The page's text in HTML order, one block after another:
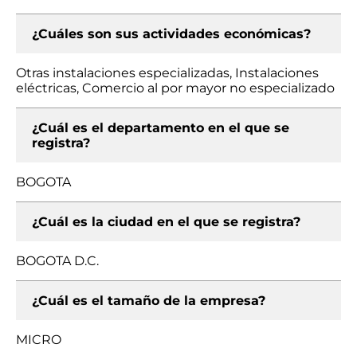
¿Cuáles son sus actividades económicas?
Otras instalaciones especializadas, Instalaciones
eléctricas, Comercio al por mayor no especializado
¿Cuál es el departamento en el que se
registra?
BOGOTA
¿Cuál es la ciudad en el que se registra?
BOGOTA D.C.
¿Cuál es el tamaño de la empresa?
MICRO